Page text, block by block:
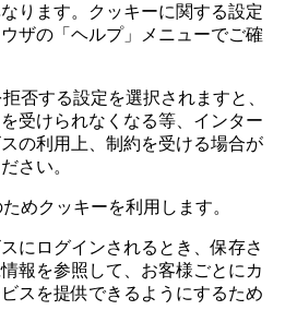
ります。クッキーに関する設定
ザの「ヘルプ」メニューでご確
否する設定を選択されますと、
受けられなくなる等、インター
の利用上、制約を受ける場合が
さい。
めクッキーを利用します。
にログインされるとき、保存さ
報を参照して、お客様ごとにカ
スを提供できるようにするため